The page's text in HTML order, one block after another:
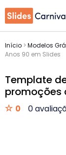
Início > Modelos
Anos 90 em Slides
Template
promoções
0 0